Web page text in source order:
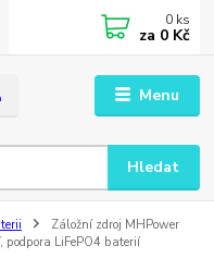
Menu
Hledat
0 ks
za 0 Kč
Záložní zdroj MHPower
LiFePO4 baterií